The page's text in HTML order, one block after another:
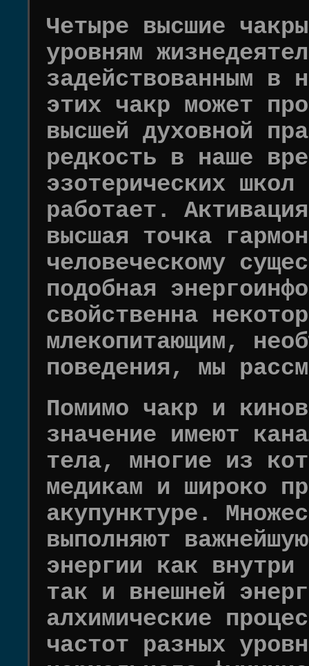
Четыре высшие
уровням
задействованным в
этих чакр может
высшей духовной
редкость в наше
эзотерических
работает.
высшая точка
человеческому
подобная
свойственна
млекопитающим,
поведения, мы
Помимо чакр и
значение имеют
тела, многие из
медикам и широко
акупунктуре.
выполняют
энергии как внутри
так и внешней
алхимические
частот разных